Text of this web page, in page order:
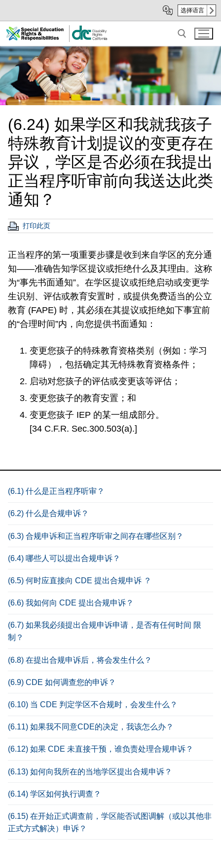
Main
Content
sub
navigation
选择语言
Search for:
(6.1) 什么是正当程序听审？
(6.2) 什么是合规申诉？
(6.3) 合规申诉和正当程序听审之间存在哪些区别？
(6.4) 哪些人可以提出合规申诉？
(6.5) 何时应直接向 CDE 提出合规申诉 ？
(6.6) 我如何向 CDE 提出合规申诉？
(6.7) 如果我必须提出合规申诉申请，是否有任何时间 限
制？
(6.8) 在提出合规申诉后，将会发生什么？
(6.9) CDE 如何调查您的申诉？
(6.10) 当 CDE 判定学区不合规时，会发生什么？
(6.11) 如果我不同意CDE的决定，我该怎么办？
(6.12) 如果 CDE 未直接干预，谁负责处理合规申诉？
(6.13) 如何向我所在的当地学区提出合规申诉？
(6.14) 学区如何执行调查？
(6.15) 在开始正式调查前，学区能否试图调解（或以其他非
正式方式解决）申诉？
(6.24) 如果学区和我就我孩子
特殊教育计划提议的变更存在
异议，学区是否必须在我提出
正当程序听审前向我送达此类
通知？
打印此页
正当程序的第一项重要步骤是收到来自学区的充分通
知——准确告知学区提议或拒绝什么及其理由。这称
为“事先书面通知”。在学区提议或拒绝启动或变更学
生识别、评估或教育安置时，或提供免费适当的公立
教育 (FAPE) 时，其必须在其提议或拒绝如下事宜前
的“合理时间”内，向您提供书面通知：
变更您孩子的特殊教育资格类别（例如：学习
障碍），包括确定其无特殊教育资格条件；
启动对您孩子的评估或变更该等评估；
变更您孩子的教育安置；和
变更您孩子 IEP 的某一组成部分。
[34 C.F.R. Sec.300.503(a).]